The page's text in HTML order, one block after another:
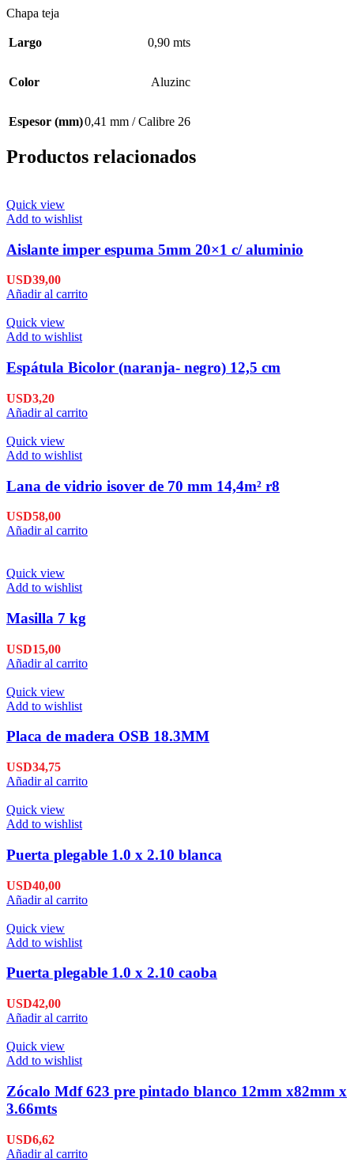
Chapa teja
Largo 0,90 mts
Color Aluzinc
Espesor (mm)0,41 mm / Calibre 26
Productos relacionados
Quick view
Add to wishlist
Aislante imper espuma 5mm 20×1 c/ aluminio
USD39,00
Añadir al carrito
Quick view
Add to wishlist
Espátula Bicolor (naranja- negro) 12,5 cm
USD3,20
Añadir al carrito
Quick view
Add to wishlist
Lana de vidrio isover de 70 mm 14,4m² r8
USD58,00
Añadir al carrito
Quick view
Add to wishlist
Masilla 7 kg
USD15,00
Añadir al carrito
Quick view
Add to wishlist
Placa de madera OSB 18.3MM
USD34,75
Añadir al carrito
Quick view
Add to wishlist
Puerta plegable 1.0 x 2.10 blanca
USD40,00
Añadir al carrito
Quick view
Add to wishlist
Puerta plegable 1.0 x 2.10 caoba
USD42,00
Añadir al carrito
Quick view
Add to wishlist
Zócalo Mdf 623 pre pintado blanco 12mm x82mm x
3.66mts
USD6,62
Añadir al carrito